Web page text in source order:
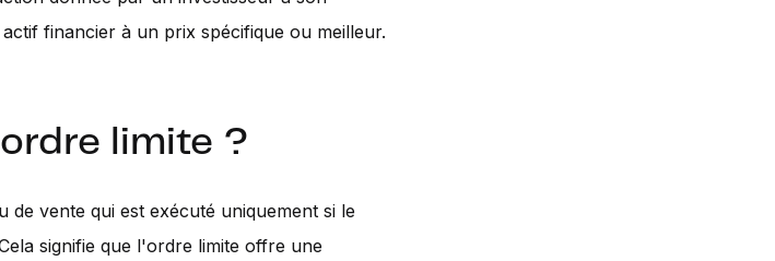
financier à un prix spécifique ou meilleur.
limite ?
vente qui est exécuté uniquement si le
signifie que l'ordre limite offre une